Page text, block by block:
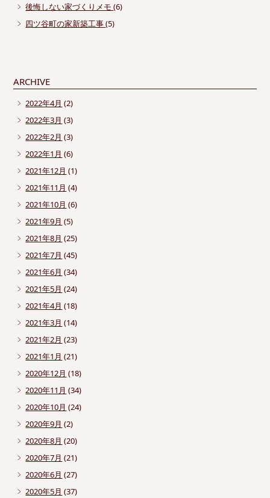
後悔しない家づくりメモ(6)
四ツ谷町の家新築工事(5)
ARCHIVE
2022年4月 (2)
2022年3月 (3)
2022年2月 (3)
2022年1月 (6)
2021年12月 (1)
2021年11月 (4)
2021年10月 (6)
2021年9月 (5)
2021年8月 (25)
2021年7月 (45)
2021年6月 (34)
2021年5月 (24)
2021年4月 (18)
2021年3月 (14)
2021年2月 (23)
2021年1月 (21)
2020年12月 (18)
2020年11月 (34)
2020年10月 (24)
2020年9月 (2)
2020年8月 (20)
2020年7月 (21)
2020年6月 (27)
2020年5月 (37)